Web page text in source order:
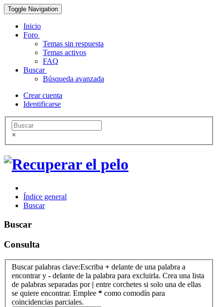
Toggle Navigation
Inicio
Foro
Temas sin respuesta
Temas activos
FAQ
Buscar
Búsqueda avanzada
Crear cuenta
Identificarse
×
Índice general
Buscar
Buscar
Consulta
Buscar palabras clave:Escriba + delante de una palabra a
encontrar y - delante de la palabra para excluirla. Crea una lista
de palabras separadas por | entre corchetes si solo una de ellas
se quiere encontrar. Emplee * como comodín para
coincidencias parciales.